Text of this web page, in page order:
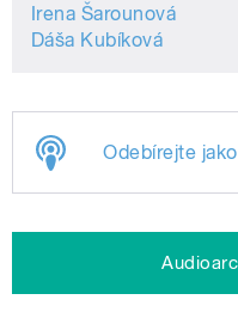
Irena Šarounová
Dáša Kubíková
Odebírejte